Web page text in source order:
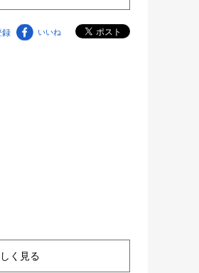
録 いいね
く見る